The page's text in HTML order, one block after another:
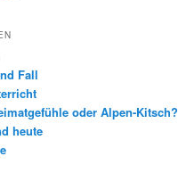
Fall
oder Alpen-Kitsch?
heute